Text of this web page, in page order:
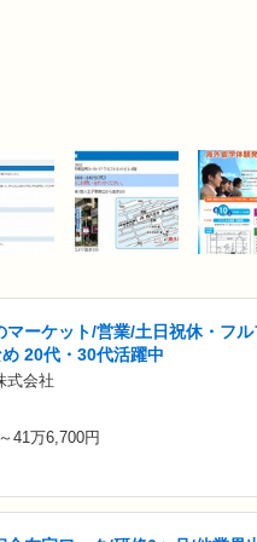
マーケット/営業/土日祝休・フル
20代・30代活躍中
式会社
41万6,700円